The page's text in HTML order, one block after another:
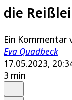
die
Ein Kommentar
Eva Quadbeck
17.05.2023,
3 min